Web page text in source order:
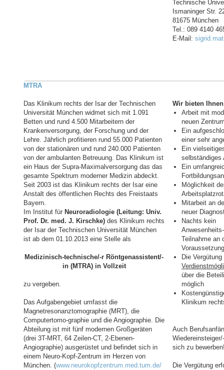
Technische
Ismaninger Str.
81675 München
Tel.: 089 4140
E-Mail:
MTRA
Das Klinikum rechts der Isar der Technischen
Universität München widmet sich mit 1.091
Betten und rund 4.500 Mitarbeitern der
Krankenversorgung, der Forschung und der
Lehre. Jährlich profitieren rund 55.000 Patienten
von der stationären und rund 240.000 Patienten
von der ambulanten Betreuung. Das Klinikum ist
ein Haus der Supra-Maximalversorgung das das
gesamte Spektrum moderner Medizin abdeckt.
Seit 2003 ist das Klinikum rechts der Isar eine
Anstalt des öffentlichen Rechts des Freistaats
Bayern.
Im Institut für Neuroradiologie (Leitung: Univ.
Prof. Dr. med. J. Kirschke) des Klinikum rechts
der Isar der Technischen Universität München
ist ab dem 01.10.2013 eine Stelle als
Medizinisch-technische/-r Röntgenassistent/-
in (MTRA) in Vollzeit
zu vergeben.
Das Aufgabengebiet umfasst die
Magnetresonanztomographie (MRT), die
Computertomo-graphie und die Angiographie. Die
Abteilung ist mit fünf modernen Großgeräten
(drei 3T-MRT, 64 Zeilen-CT, 2-Ebenen-
Angiographie) ausgerüstet und befindet sich in
einem Neuro-Kopf-Zentrum im Herzen von
München. (www.neurokopfzentrum.med.tum.de/
Wir bieten
Arbeit mit
neuen
Ein
einer sehr
Ein
selbständiges
Ein
Möglichkeit
Mitarbeit an
neuer
Nachts kein
Teilnahme an
Voraussetzung
Die
über die
möglich
Klinikum
Auch
sich zu
Die Vergütung